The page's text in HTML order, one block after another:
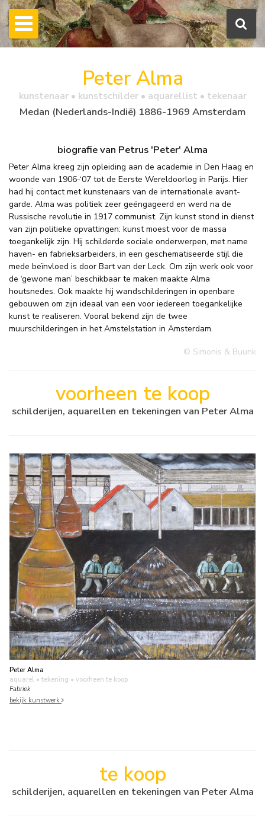
Peter Alma
kunstenaar • kunstschilder • aquarellist • tekenaar
Medan (Nederlands-Indië) 1886-1969 Amsterdam
biografie van Petrus 'Peter' Alma
Peter Alma kreeg zijn opleiding aan de academie in Den Haag en
woonde van 1906-‘07 tot de Eerste Wereldoorlog in Parijs. Hier
had hij contact met kunstenaars van de internationale avant-
garde. Alma was politiek zeer geëngageerd en werd na de
Russische revolutie in 1917 communist. Zijn kunst stond in dienst
van zijn politieke opvattingen: kunst moest voor de massa
toegankelijk zijn. Hij schilderde sociale onderwerpen, met name
haven- en fabrieksarbeiders, in een geschematiseerde stijl die
mede beïnvloed is door Bart van der Leck. Om zijn werk ook voor
de ‘gewone man’ beschikbaar te maken maakte Alma
houtsnedes. Ook maakte hij wandschilderingen in openbare
gebouwen om zijn ideaal van een voor iedereen toegankelijke
kunst te realiseren. Vooral bekend zijn de twee
muurschilderingen in het Amstelstation in Amsterdam.
© Simonis & Buunk
voorheen te koop
schilderijen, aquarellen en tekeningen van Peter Alma
Peter Alma
aquarel • tekening • voorheen te koop
Fabriek
bekijk kunstwerk
te koop
schilderijen, aquarellen en tekeningen van Peter Alma